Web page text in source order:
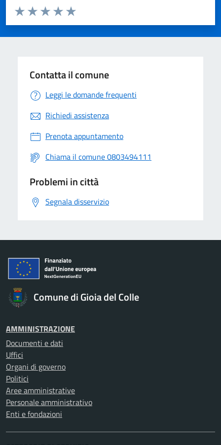
Valuta da 1 a 5 stelle la pagina
Valuta 5 stelle su 5
Valuta 4 stelle su 5
Valuta 3 stelle su 5
Valuta 2 stelle su 5
Valuta 1 stelle su 5
Contatta il comune
Leggi le domande frequenti
Richiedi assistenza
Prenota appuntamento
Chiama il comune 0803494111
Problemi in città
Segnala disservizio
Comune di Gioia del Colle
AMMINISTRAZIONE
Documenti e dati
Uffici
Organi di governo
Politici
Aree amministrative
Personale amministrativo
Enti e fondazioni